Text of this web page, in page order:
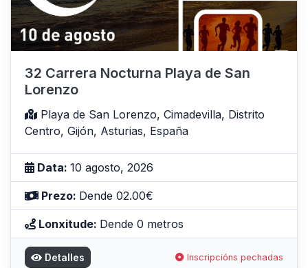
32 Carrera Nocturna Playa de San
Lorenzo
Playa de San Lorenzo, Cimadevilla, Distrito
Centro, Gijón, Asturias, España
Data: 10 agosto, 2026
Prezo: Dende 02.00€
Lonxitude: Dende 0 metros
Detalles Inscripcións pechadas